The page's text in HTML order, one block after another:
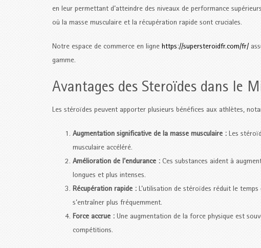
en leur permettant d’atteindre des niveaux de performance
où la masse musculaire et la récupération rapide sont cruciales.
Notre espace de commerce en ligne https://supersteroidfr.com/fr/
gamme.
Avantages des Steroïdes dans le
Les stéroïdes peuvent apporter plusieurs bénéfices aux athlètes,
Augmentation significative de la masse musculaire : Les
musculaire accéléré.
Amélioration de l’endurance : Ces substances aident à
longues et plus intenses.
Récupération rapide : L’utilisation de stéroïdes réduit le
s’entraîner plus fréquemment.
Force accrue : Une augmentation de la force physique est
compétitions.